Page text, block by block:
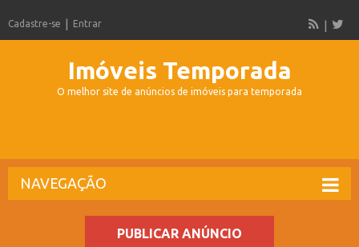
Cadastre-se Entrar
Imóveis Temporada
O melhor site de anúncios de imóveis para temporada
NAVEGAÇÃO
PUBLICAR ANÚNCIO